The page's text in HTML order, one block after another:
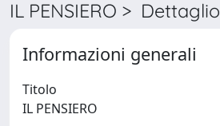
IL PENSIERO > Dettaglio
Informazioni generali
Titolo